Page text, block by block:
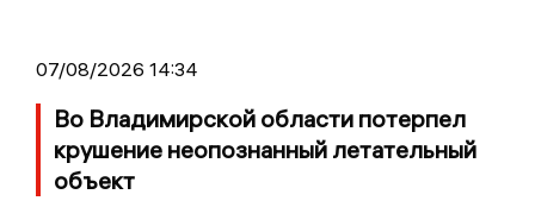
07/08/2026 14:34
Во Владимирской области потерпел
крушение неопознанный летательный
объект